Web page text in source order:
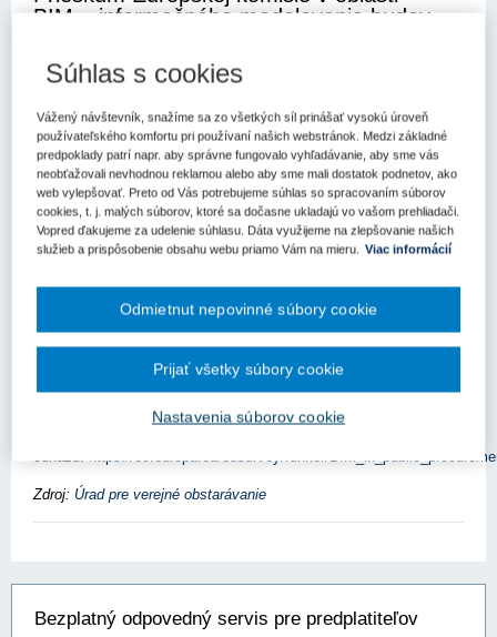
BIM – informačného modelovania budov
Kategória: Aktuality
Európska komisia spustila prieskum zameraný na získanie
základných informácií v oblasti BIM - Building Information
Modeling (Informačného modelovania budov).
Cieľom prieskumu je získať informácie o potrebách spolupráce
verejných obstarávateľov v EÚ v oblasti BIM, ktoré pomôžu
pri ďalšej činnosti Community of Practice pre BIM. Odpovede budú
použité len na výskumné účely. Odoslaním odpovedí zároveň
Netcompany-Intrasoft ako sprostredkovateľom zapojeným
Iniciatíva má pomôcť podporiť inovácie a efektívnosť vo verejnom
obstarávaní.
odkazu: https://ec.europa.eu/eusurvey/runner/
Zdroj: Úrad pre verejné obstarávanie
Bezplatný odpovedný servis pre predplatiteľov
Súhlas s cookies
Vážený návštevník, snažíme sa zo všetkých síl prinášať vysokú úroveň
používateľského komfortu pri používaní našich webstránok. Medzi základné
predpoklady patrí napr. aby správne fungovalo vyhľadávanie, aby sme vás
neobťažovali nevhodnou reklamou alebo aby sme mali dostatok podnetov, ako
web vylepšovať. Preto od Vás potrebujeme súhlas so spracovaním súborov
cookies, t. j. malých súborov, ktoré sa dočasne ukladajú vo vašom prehliadači.
Vopred ďakujeme za udelenie súhlasu. Dáta využijeme na zlepšovanie našich
služieb a prispôsobenie obsahu webu priamo Vám na mieru.
Viac informácií
Nastavenia súborov cookie
Odmietnut nepovinné súbory cookie
Prijať všetky súbory cookie